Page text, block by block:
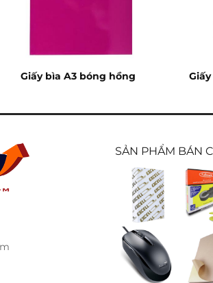
Giấy bìa A3 bóng hồng
SẢN PHẨM BÁN
Giấy
Excel A4
70
Chuột
Genius
DX-120 da